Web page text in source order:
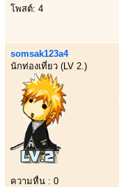
โพสต์: 4
somsak123a4
นักท่องเที่ยว (LV 2.)
ความหื่น : 0